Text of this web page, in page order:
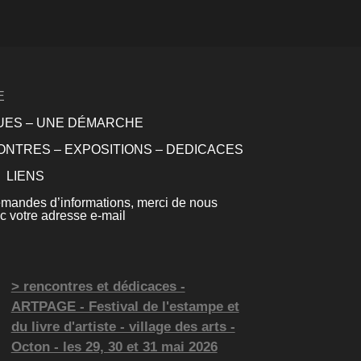
– UNE DÉMARCHE
– EXPOSITIONS – DEDICACES
LIENS
d’informations, merci de nous
votre adresse e-mail
ARTPAGE - Festival de l'estampe et
du livre d'artiste - village des arts -
Octon - les 29, 30 et 31 mai 2026
Hérault